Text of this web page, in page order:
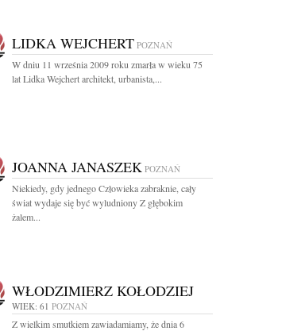
LIDKA WEJCHERT POZNAŃ
W dniu 11 września 2009 roku zmarła w wieku 75
lat Lidka Wejchert architekt, urbanista,...
JOANNA JANASZEK POZNAŃ
Niekiedy, gdy jednego Człowieka zabraknie, cały
świat wydaje się być wyludniony Z głębokim
żalem...
WŁODZIMIERZ KOŁODZIEJ
WIEK: 61 POZNAŃ
Z wielkim smutkiem zawiadamiamy, że dnia 6